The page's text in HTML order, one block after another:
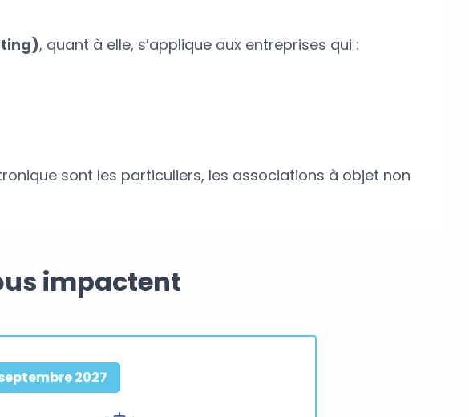
, quant à elle, s’applique aux entreprises qui :
sont les particuliers, les associations à objet non
impactent
2027